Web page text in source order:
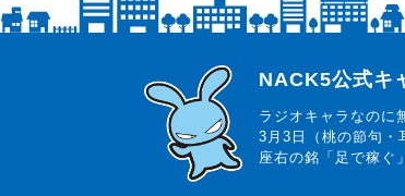
らじっと君
NACK5公式キ
ラジオキャラなのに
3月3日（桃の節句・
座右の銘「足で稼ぐ」